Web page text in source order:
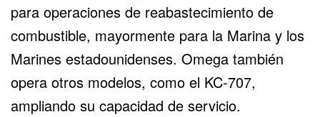
para operaciones de reabastecimiento de
combustible, mayormente para la Marina y los
Marines estadounidenses. Omega también
opera otros modelos, como el KC-707,
ampliando su capacidad de servicio.